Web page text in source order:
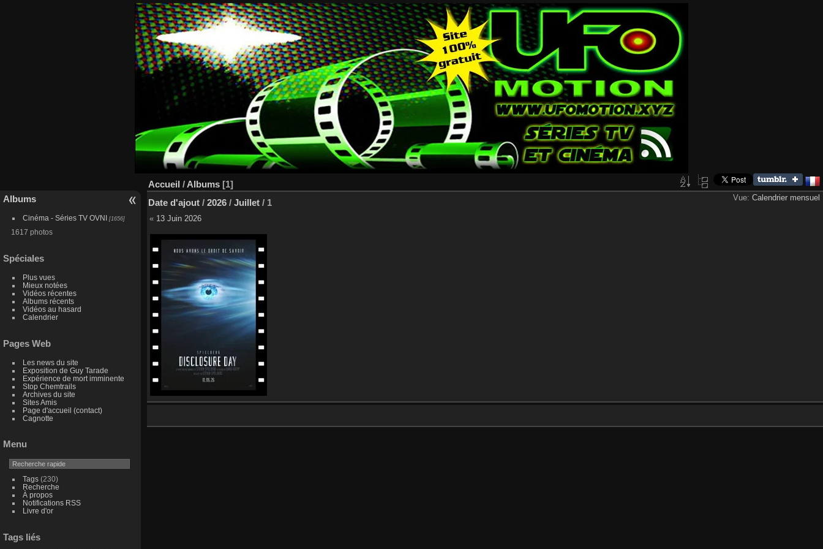
Albums
Cinéma - Séries TV OVNI [1656]
1617 photos
Spéciales
Plus vues
Mieux notées
Vidéos récentes
Albums récents
Vidéos au hasard
Calendrier
Pages Web
Les news du site
Exposition de Guy Tarade
Expérience de mort imminente
Stop Chemtrails
Archives du site
Sites Amis
Page d'accueil (contact)
Cagnotte
Menu
Tags(230)
Recherche
À propos
Notifications RSS
Livre d'or
Tags liés
Accueil / Albums [1]
Vue: Calendrier mensuel
Date d'ajout / 2026 / Juillet / 1
« 13 Juin 2026